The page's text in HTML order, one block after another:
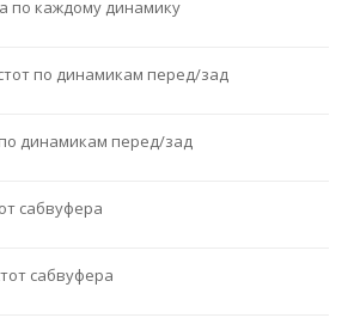
по каждому динамику
по динамикам перед/зад
динамикам перед/зад
сабвуфера
сабвуфера